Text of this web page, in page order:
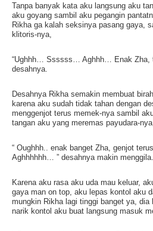
Tanpa banyak kata aku langsung aku
aku goyang sambil aku pegangin
Rikha ga kalah seksinya pasang gaya,
klitoris-nya,
“Ughhh… Ssssss… Aghhh… Enak Zha,
desahnya.
Desahnya Rikha semakin membuat
karena aku sudah tidak tahan dengan
menggenjot terus memek-nya sambil
tangan aku yang meremas payudara-
“ Oughhh.. enak banget Zha, genjot
Aghhhhhh… ” desahnya makin menggila.
Karena aku rasa aku uda mau keluar,
gaya man on top, aku lepas kontol aku
mungkin Rikha lagi tinggi banget ya, dia
narik kontol aku buat langsung masuk